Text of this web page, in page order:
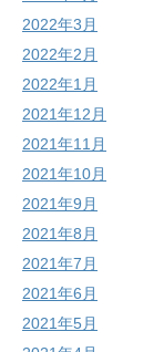
2022年3月
2022年2月
2022年1月
2021年12月
2021年11月
2021年10月
2021年9月
2021年8月
2021年7月
2021年6月
2021年5月